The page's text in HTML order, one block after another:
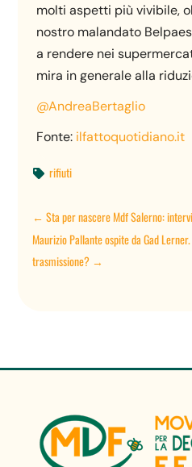
molti aspetti più vivibile,
nostro malandato
a rendere nei
mira in generale alla
@AndreaBertaglio
Fonte: ilfattoquotidiano.it
 rifiuti
←Sta per nascere Mdf Salerno:
Maurizio Pallante ospite da Gad
trasmissione? →